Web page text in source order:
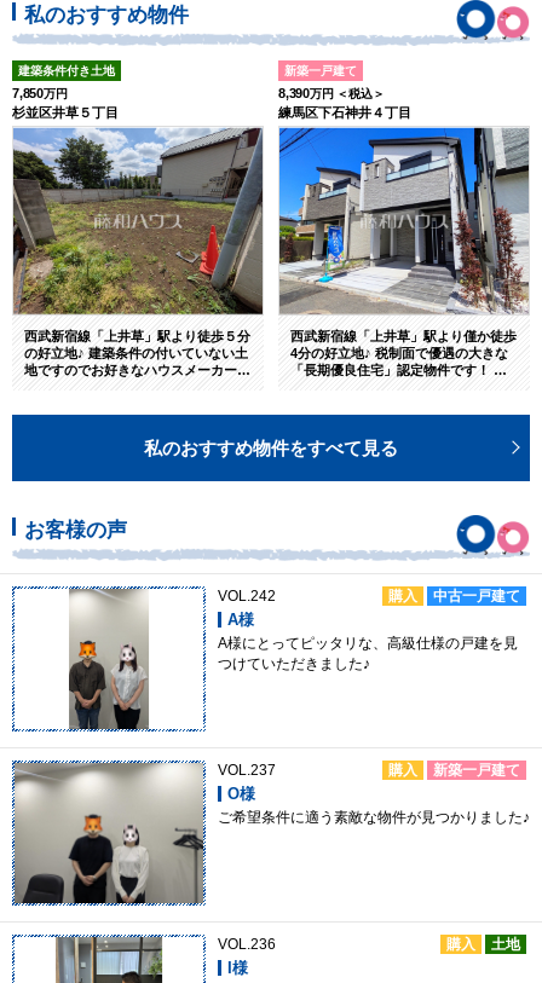
私のおすすめ物件
建築条件付き土地
7,850万円
杉並区井草５丁目
西武新宿線「上井草」駅より徒歩５分
の好立地♪ 建築条件の付いていない土
地ですのでお好きなハウスメーカーに
新築一戸建て
8,390万円 ＜税込＞
練馬区下石神井４丁目
西武新宿線「上井草」駅より僅か徒歩
4分の好立地♪ 税制面で優遇の大きな
「長期優良住宅」認定物件です！ そ
私のおすすめ物件をすべて見る
お客様の声
VOL.242 購入 中古一戸建て
A様
A様にとってピッタリな、高級仕様の戸建を見
つけていただきました♪
VOL.237 購入 新築一戸建て
O様
ご希望条件に適う素敵な物件が見つかりました♪
VOL.236 購入 土地
I様